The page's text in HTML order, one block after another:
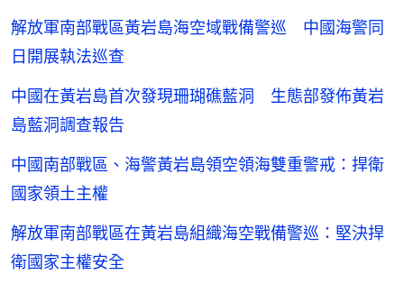
解放軍南部戰區黃岩島海空域戰備警巡 中國海警同
日開展執法巡查
中國在黃岩島首次發現珊瑚礁藍洞 生態部發佈黃岩
島藍洞調查報告
中國南部戰區、海警黃岩島領空領海雙重警戒：捍衛
國家領土主權
解放軍南部戰區在黃岩島組織海空戰備警巡：堅決捍
衛國家主權安全